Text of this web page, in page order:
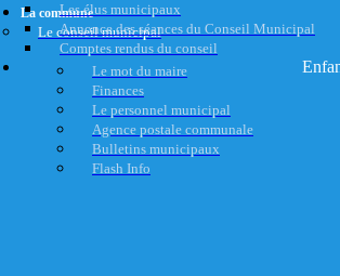
La commune
Le conseil municipal
Les élus municipaux
Annonce des séances du Conseil Municipal
Comptes rendus du conseil
Le mot du maire
Finances
Le personnel municipal
Agence postale communale
Bulletins municipaux
Flash Info